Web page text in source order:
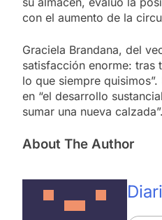
con el aumento de la
Graciela Brandana, del
satisfacción enorme: tras
lo que siempre
en “el desarrollo
sumar una nueva calzada”.
About The Author